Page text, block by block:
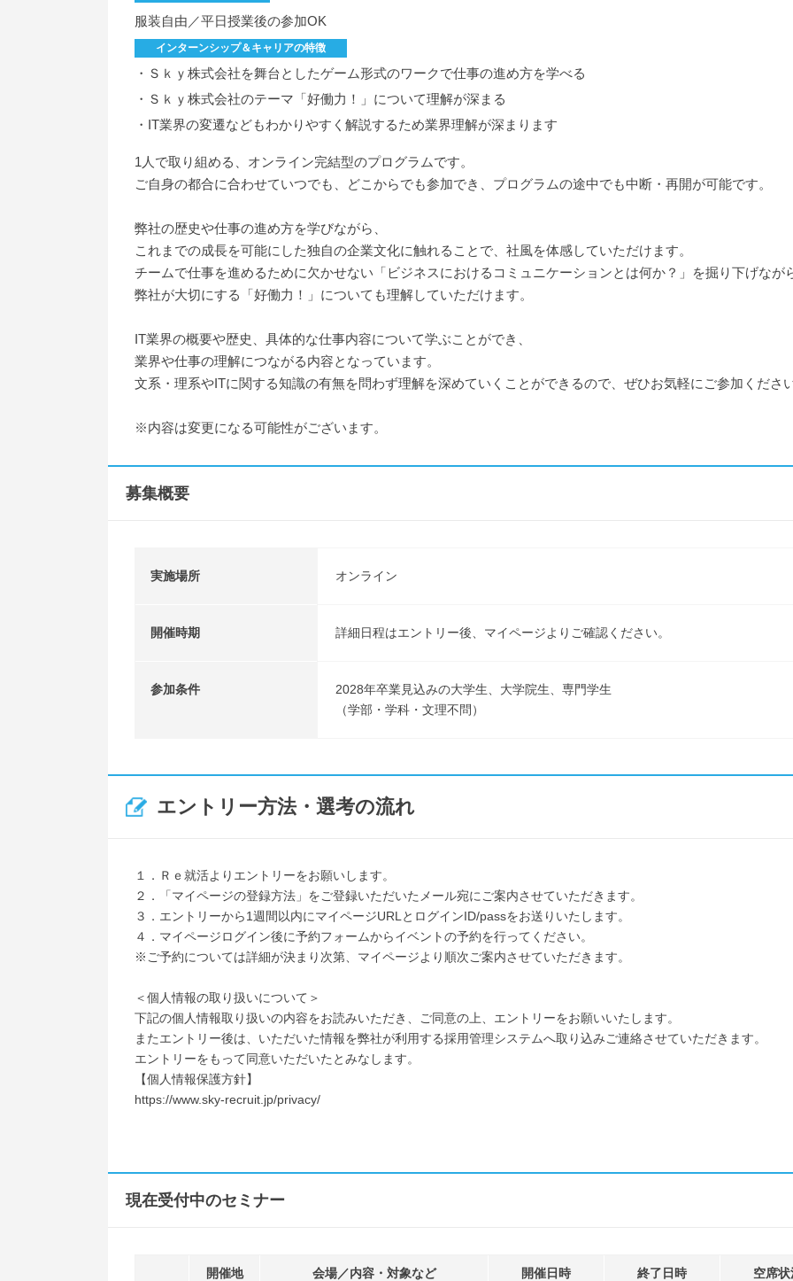
服装自由／平日授業後の参加OK
インターンシップ＆キャリアの特徴
・Ｓｋｙ株式会社を舞台としたゲーム形式のワークで仕事の進め方を学べる
・Ｓｋｙ株式会社のテーマ「好働力！」について理解が深まる
・IT業界の変遷などもわかりやすく解説するため業界理解が深まります
1人で取り組める、オンライン完結型のプログラムです。
ご自身の都合に合わせていつでも、どこからでも参加でき、プログラムの途中でも中断・再開が可能です。
弊社の歴史や仕事の進め方を学びながら、
これまでの成長を可能にした独自の企業文化に触れることで、社風を体感していただけます。
チームで仕事を進めるために欠かせない「ビジネスにおけるコミュニケーションとは何か？」を掘り下げなが
弊社が大切にする「好働力！」についても理解していただけます。
IT業界の概要や歴史、具体的な仕事内容について学ぶことができ、
業界や仕事の理解につながる内容となっています。
文系・理系やITに関する知識の有無を問わず理解を深めていくことができるので、ぜひお気軽にご参加ください
※内容は変更になる可能性がございます。
募集概要
実施場所 オンライン
開催時期 詳細日程はエントリー後、マイページよりご確認ください。
参加条件
2028年卒業見込みの大学生、大学院生、専門学生
（学部・学科・文理不問）
エントリー方法・選考の流れ
１．Ｒｅ就活よりエントリーをお願いします。
２．「マイページの登録方法」をご登録いただいたメール宛にご案内させていただきます。
３．エントリーから1週間以内にマイページURLとログインID/passをお送りいたします。
４．マイページログイン後に予約フォームからイベントの予約を行ってください。
※ご予約については詳細が決まり次第、マイページより順次ご案内させていただきます。
＜個人情報の取り扱いについて＞
下記の個人情報取り扱いの内容をお読みいただき、ご同意の上、エントリーをお願いいたします。
またエントリー後は、いただいた情報を弊社が利用する採用管理システムへ取り込みご連絡させていただきます。
エントリーをもって同意いただいたとみなします。
【個人情報保護方針】
https://www.sky-recruit.jp/privacy/
現在受付中のセミナー
開催地 会場／内容・対象など 開催日時 終了日時 空席状